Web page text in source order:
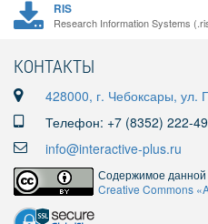
RIS
Research Information Systems
КОНТАКТЫ
428000, г. Чебоксары, ул.
Телефон: +7 (8352) 222-
info@interactive-plus.ru
Содержимое данной
Creative Commons